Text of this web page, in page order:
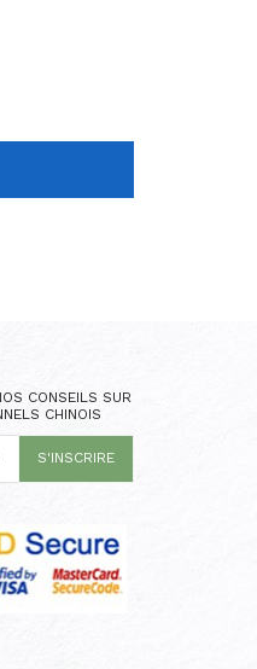
CONSEILS SUR
CHINOIS